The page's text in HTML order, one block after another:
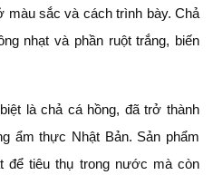
màu sắc và cách trình bày. Chả
nhạt và phần ruột trắng, biến
là chả cá hồng, đã trở thành
ẩm thực Nhật Bản. Sản phẩm
để tiêu thụ trong nước mà còn